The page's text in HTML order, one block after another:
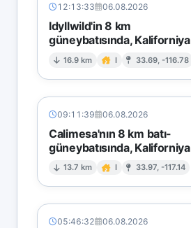
12:13:33 06.08.2026
Idyllwild'in 8 km
güneybatısında, Kaliforniya
16.9 km I 33.69, -116.78
09:11:39 06.08.2026
Calimesa'nın 8 km batı-
güneybatısında, Kaliforniya
13.7 km I 33.97, -117.14
05:46:32 06.08.2026